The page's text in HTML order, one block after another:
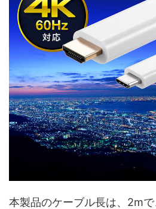
本製品のケーブル長は、2m